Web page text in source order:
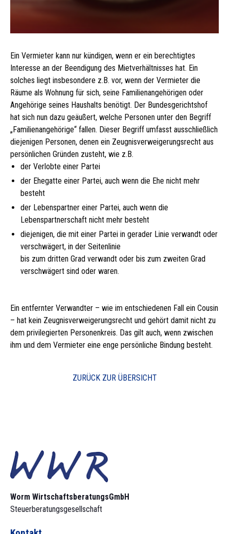
Ein Vermieter kann nur kündigen, wenn er ein berechtigtes
Interesse an der Beendigung des Mietverhältnisses hat. Ein
solches liegt insbesondere z.B. vor, wenn der Vermieter die
Räume als Wohnung für sich, seine Familienangehörigen oder
Angehörige seines Haushalts benötigt. Der Bundesgerichtshof
hat sich nun dazu geäußert, welche Personen unter den Begriff
„Familienangehörige“ fallen. Dieser Begriff umfasst ausschließlich
diejenigen Personen, denen ein Zeugnisverweigerungsrecht aus
persönlichen Gründen zusteht, wie z.B.
der Verlobte einer Partei
der Ehegatte einer Partei, auch wenn die Ehe nicht mehr
besteht
der Lebenspartner einer Partei, auch wenn die
Lebenspartnerschaft nicht mehr besteht
diejenigen, die mit einer Partei in gerader Linie verwandt oder
verschwägert, in der Seitenlinie
bis zum dritten Grad verwandt oder bis zum zweiten Grad
verschwägert sind oder waren.
Ein entfernter Verwandter – wie im entschiedenen Fall ein Cousin
– hat kein Zeugnisverweigerungsrecht und gehört damit nicht zu
dem privilegierten Personenkreis. Das gilt auch, wenn zwischen
ihm und dem Vermieter eine enge persönliche Bindung besteht.
ZURÜCK ZUR ÜBERSICHT
Worm Wirtschaftsberatungs­GmbH
Steuerberatungsgesellschaft